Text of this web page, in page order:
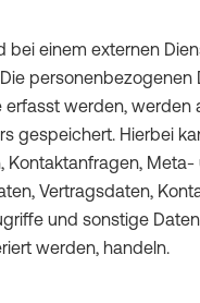
bei einem externen
personenbezogenen
erfasst werden, werden
gespeichert. Hierbei
Kontaktanfragen, Meta-
Vertragsdaten,
und sonstige
werden, handeln.